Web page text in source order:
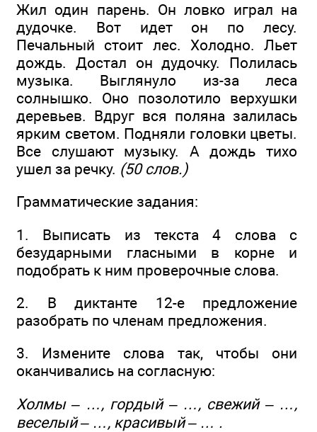
Жил один парень. Он ловко играл на
дудочке. Вот идет он по лесу.
Печальный стоит лес. Холодно. Льет
дождь. Достал он дудочку. Полилась
музыка. Выглянуло из-за леса
солнышко. Оно позолотило верхушки
деревьев. Вдруг вся поляна залилась
ярким светом. Подняли головки цветы.
Все слушают музыку. А дождь тихо
ушел за речку. (50 слов.)
Грамматические задания:
1. Выписать из текста 4 слова с
безударными гласными в корне и
подобрать к ним проверочные слова.
2. В диктанте 12-е предложение
разобрать по членам предложения.
3. Измените слова так, чтобы они
оканчивались на согласную:
Холмы – …, гордый – …, свежий – …,
веселый – …, красивый – … .